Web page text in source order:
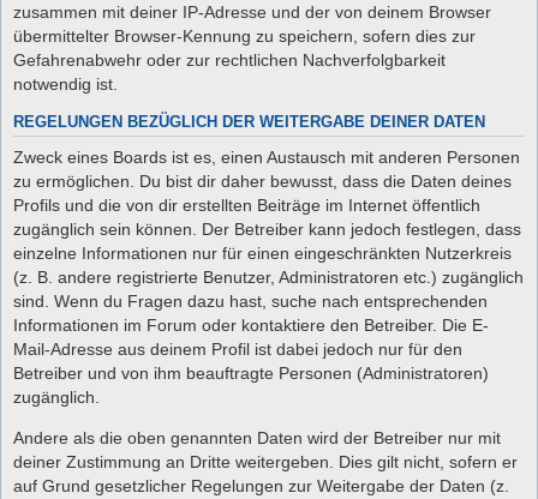
zusammen mit deiner IP-Adresse und der von deinem Browser
übermittelter Browser-Kennung zu speichern, sofern dies zur
Gefahrenabwehr oder zur rechtlichen Nachverfolgbarkeit
notwendig ist.
REGELUNGEN BEZÜGLICH DER WEITERGABE DEINER DATEN
Zweck eines Boards ist es, einen Austausch mit anderen Personen
zu ermöglichen. Du bist dir daher bewusst, dass die Daten deines
Profils und die von dir erstellten Beiträge im Internet öffentlich
zugänglich sein können. Der Betreiber kann jedoch festlegen, dass
einzelne Informationen nur für einen eingeschränkten Nutzerkreis
(z. B. andere registrierte Benutzer, Administratoren etc.) zugänglich
sind. Wenn du Fragen dazu hast, suche nach entsprechenden
Informationen im Forum oder kontaktiere den Betreiber. Die E-
Mail-Adresse aus deinem Profil ist dabei jedoch nur für den
Betreiber und von ihm beauftragte Personen (Administratoren)
zugänglich.
Andere als die oben genannten Daten wird der Betreiber nur mit
deiner Zustimmung an Dritte weitergeben. Dies gilt nicht, sofern er
auf Grund gesetzlicher Regelungen zur Weitergabe der Daten (z.